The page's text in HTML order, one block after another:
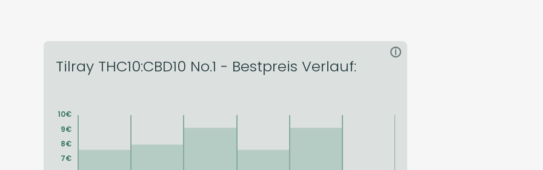
Tilray THC10:CBD10 No.1 - Bestpreis Verlauf:
i